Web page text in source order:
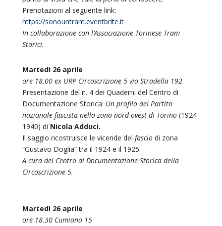
Prenotazioni al seguente link:
https://sonountram.eventbrite.it
In collaborazione con l’Associazione Torinese Tram
Storici.
Martedì 26 aprile
ore 18.00 ex URP Circoscrizione 5 via Stradella 192
Presentazione del n. 4 dei Quaderni del Centro di
Documentazione Storica: Un profilo del Partito
nazionale fascista nella zona nord-ovest di Torino(1924-
1940) di Nicola Adduci.
Il saggio ricostruisce le vicende del fasciodi zona
“Gustavo Doglia” tra il 1924 e il 1925.
A cura del Centro di Documentazione Storica della
Circoscrizione 5.
Martedì 26 aprile
ore 18.30 Cumiana 15